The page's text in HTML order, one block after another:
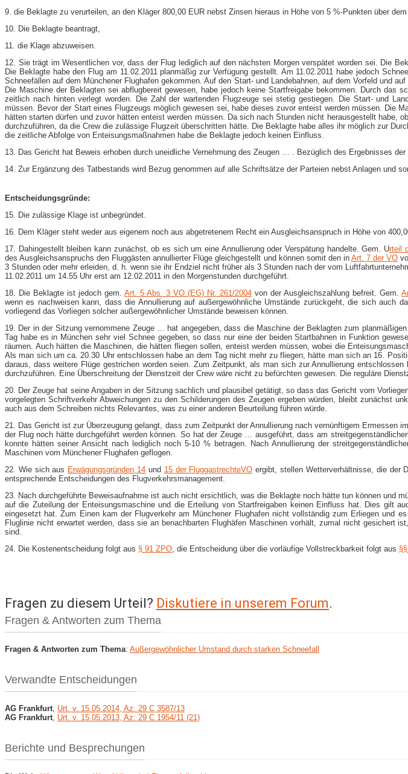
9. die Beklagte zu verurteilen, an den Kläger 800,00 EUR nebst Zinsen hieraus in Höhe von 5 %-Punkten über
10. Die Beklagte beantragt,
11. die Klage abzuweisen.
12. Sie trägt im Wesentlichen vor, dass der Flug lediglich auf den nächsten Morgen verspätet worden sei. Die
Die Beklagte habe den Flug am 11.02.2011 planmäßig zur Verfügung gestellt. Am 11.02.2011 habe jedoch
Schneefällen auf dem Münchener Flughafen gekommen. Auf den Start- und Landebahnen, auf dem Vorfeld und
Die Maschine der Beklagten sei abflugbereit gewesen, habe jedoch keine Startfreigabe bekommen. Durch
zeitlich nach hinten verlegt worden. Die Zahl der wartenden Flugzeuge sei stetig gestiegen. Die Start- und
müssen. Bevor der Start eines Flugzeugs möglich gewesen sei, habe dieses zuvor enteist werden müssen. Die
hätten starten dürfen und zuvor hätten enteist werden müssen. Da sich nach Stunden nicht herausgestellt habe,
durchzuführen, da die Crew die zulässige Flugzeit überschritten hätte. Die Beklagte habe alles ihr möglich zur
die zeitliche Abfolge von Enteisungsmaßnahmen habe die Beklagte jedoch keinen Einfluss.
13. Das Gericht hat Beweis erhoben durch uneidliche Vernehmung des Zeugen … . Bezüglich des Ergebnisses
14. Zur Ergänzung des Tatbestands wird Bezug genommen auf alle Schriftsätze der Parteien nebst Anlagen und
Entscheidungsgründe:
15. Die zulässige Klage ist unbegründet.
16. Dem Kläger steht weder aus eigenem noch aus abgetretenem Recht ein Ausgleichsanspruch in Höhe von
17. Dahingestellt bleiben kann zunächst, ob es sich um eine Annullierung oder Verspätung handelte. Gem. Urteil
des Ausgleichsanspruchs den Fluggästen annullierter Flüge gleichgestellt und können somit den in Art. 7 der VO
3 Stunden oder mehr erleiden, d. h. wenn sie ihr Endziel nicht früher als 3 Stunden nach der vom
11.02.2011 um 14.55 Uhr erst am 12.02.2011 in den Morgenstunden durchgeführt.
18. Die Beklagte ist jedoch gem. Art. 5 Abs. 3 VO (EG) Nr. 261/2004 von der Ausgleichszahlung befreit. Gem.
wenn es nachweisen kann, dass die Annullierung auf außergewöhnliche Umstände zurückgeht, die sich auch
vorliegend das Vorliegen solcher außergewöhnlicher Umstände beweisen können.
19. Der in der Sitzung vernommene Zeuge … hat angegeben, dass die Maschine der Beklagten zum
Tag habe es in München sehr viel Schnee gegeben, so dass nur eine der beiden Startbahnen in Funktion
räumen. Auch hätten die Maschinen, die hätten fliegen sollen, enteist werden müssen, wobei die
Als man sich um ca. 20.30 Uhr entschlossen habe an dem Tag nicht mehr zu fliegen, hätte man sich an 16.
daraus, dass weitere Flüge gestrichen worden seien. Zum Zeitpunkt, als man sich zur Annullierung
durchzuführen. Eine Überschreitung der Dienstzeit der Crew wäre nicht zu befürchten gewesen. Die reguläre
20. Der Zeuge hat seine Angaben in der Sitzung sachlich und plausibel getätigt, so dass das Gericht vom
vorgelegten Schriftverkehr Abweichungen zu den Schilderungen des Zeugen ergeben würden, bleibt zunächst
auch aus dem Schreiben nichts Relevantes, was zu einer anderen Beurteilung führen würde.
21. Das Gericht ist zur Überzeugung gelangt, dass zum Zeitpunkt der Annullierung nach vernünftigem
der Flug noch hätte durchgeführt werden können. So hat der Zeuge … ausgeführt, dass am
konnte hätten seiner Ansicht nach lediglich noch 5-10 % betragen. Nach Annullierung der
Maschinen vom Münchener Flughafen geflogen.
22. Wie sich aus Erwägungsgründen 14 und 15 der FluggastrechteVO ergibt, stellen Wetterverhältnisse, die der
entsprechende Entscheidungen des Flugverkehrsmanagement.
23. Nach durchgeführte Beweisaufnahme ist auch nicht ersichtlich, was die Beklagte noch hätte tun können und
auf die Zuteilung der Enteisungsmaschine und die Erteilung von Startfreigaben keinen Einfluss hat. Dies gilt
eingesetzt hat. Zum Einen kam der Flugverkehr am Münchener Flughafen nicht vollständig zum Erliegen und
Fluglinie nicht erwartet werden, dass sie an benachbarten Flughäfen Maschinen vorhält, zumal nicht gesichert
sind.
24. Die Kostenentscheidung folgt aus § 91 ZPO , die Entscheidung über die vorläufige Vollstreckbarkeit folgt aus
Fragen zu diesem Urteil? Diskutiere in unserem Forum.
Fragen & Antworten zum Thema
Fragen & Antworten zum Thema: Außergewöhnlicher Umstand durch starken Schneefall
Verwandte Entscheidungen
AG Frankfurt Urt. v. 15.05.2014, Az: 29 C 3587/13
AG Frankfurt Urt. v. 15.05.2013, Az: 29 C 1954/11 (21)
Berichte und Besprechungen